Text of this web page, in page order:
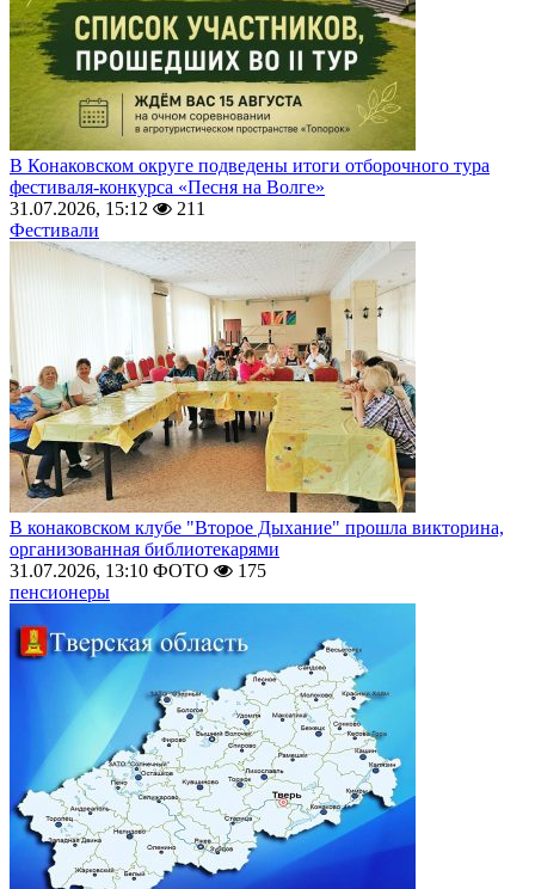
В Конаковском округе подведены итоги отборочного тура
фестиваля-конкурса «Песня на Волге»
31.07.2026, 15:12
211
Фестивали
В конаковском клубе "Второе Дыхание" прошла викторина,
организованная библиотекарями
31.07.2026, 13:10 ФОТО
175
пенсионеры